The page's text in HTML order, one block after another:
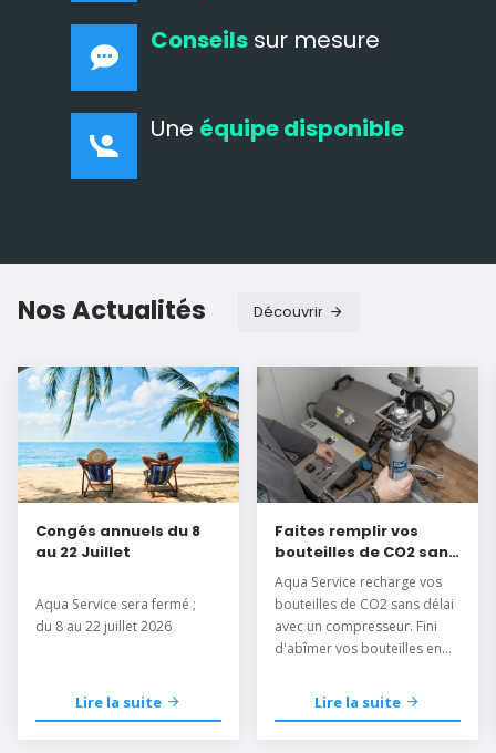
Conseils sur mesure
Une équipe disponible
Nos Actualités Découvrir
Congés annuels du 8
au 22 Juillet
Aqua Service sera fermé ;
du 8 au 22 juillet 2026
Lire la suite
Faites remplir vos
bouteilles de CO2 sans
délai
Aqua Service recharge vos
bouteilles de CO2 sans délai
avec un compresseur. Fini
d'abîmer vos bouteilles en
Lire la suite